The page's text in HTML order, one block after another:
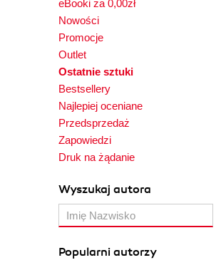
eBooki za 0,00zł
Nowości
Promocje
Outlet
Ostatnie sztuki
Bestsellery
Najlepiej oceniane
Przedsprzedaż
Zapowiedzi
Druk na żądanie
Wyszukaj autora
Popularni autorzy